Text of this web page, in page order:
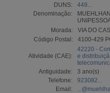
DUNS:
449...
Denominação:
Morada:
VIA DO
Código Postal:
4100-429
Atividade (CAE):
42220 -
e
Antiguidade:
3 ano(s)
Telefone:
923082...
Email: